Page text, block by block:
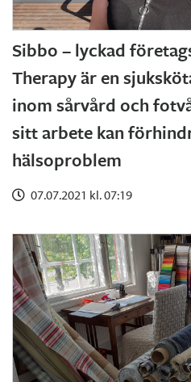
Sibbo – lyckad
Therapy är en
inom sårvård och
sitt arbete kan
hälsoproblem
07.07.2021 kl. 07:19